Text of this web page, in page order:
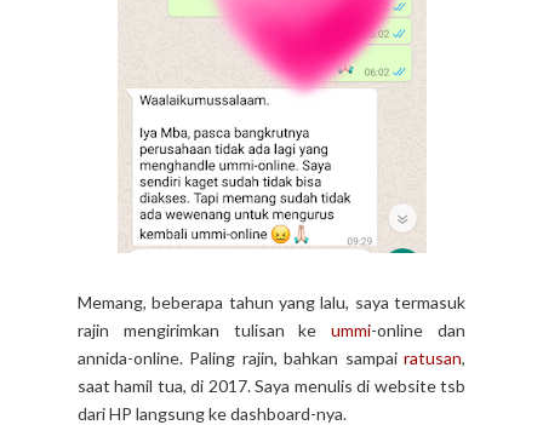
Memang, beberapa tahun yang lalu, saya termasuk
rajin mengirimkan tulisan keummi-online dan
annida-online. Paling rajin, bahkan sampai ratusan,
saat hamil tua, di 2017. Saya menulis di website tsb
dari HP langsung ke dashboard-nya.